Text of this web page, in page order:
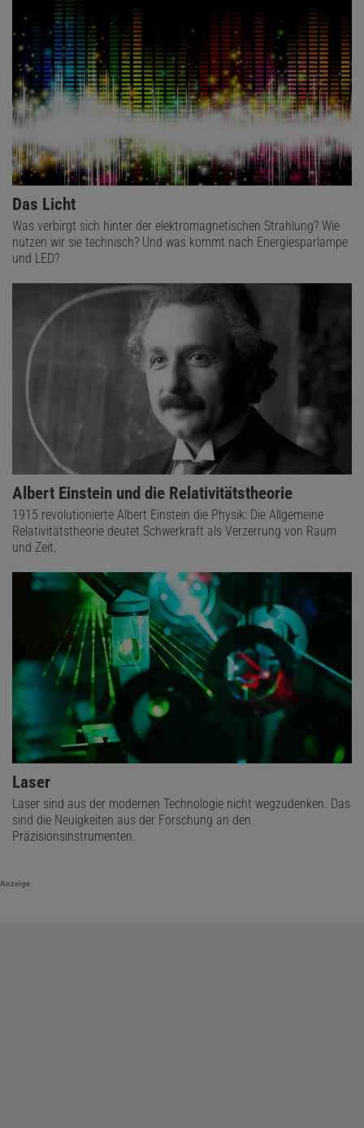
Das Licht
Was verbirgt sich hinter der elektromagnetischen Strahlung? Wie
nutzen wir sie technisch? Und was kommt nach Energiesparlampe
und LED?
Albert Einstein und die Relativitätstheorie
1915 revolutionierte Albert Einstein die Physik: Die Allgemeine
Relativitätstheorie deutet Schwerkraft als Verzerrung von Raum
und Zeit.
Laser
Laser sind aus der modernen Technologie nicht wegzudenken. Das
sind die Neuigkeiten aus der Forschung an den
Präzisionsinstrumenten.
Anzeige